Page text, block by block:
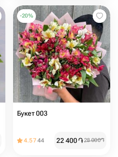
-20%
Букет 003
4.5744 22 400֏28 000֏